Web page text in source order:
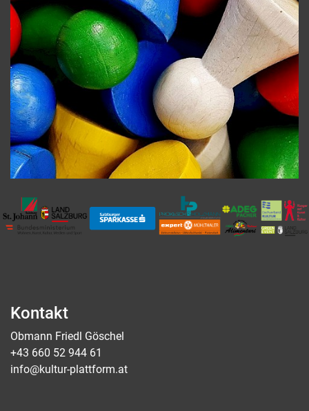
Kontakt
Obmann Friedl Göschel
+43 660 52 944 61
info@kultur-plattform.at